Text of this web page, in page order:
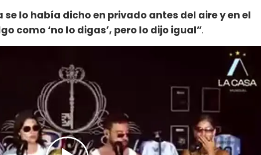
se lo había dicho en privado antes del aire y en el
como ‘no lo digas’, pero lo dijo igual”.